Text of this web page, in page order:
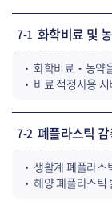
7-1 화학비료 및
화학비료‧농약
비료 적정사용
7-2 폐플라스틱
생활계 폐플라스
해양 폐플라스틱